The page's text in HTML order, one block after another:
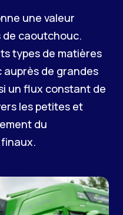
une valeur
caoutchouc.
types de matières
de grandes
un flux constant de
les petites et
du